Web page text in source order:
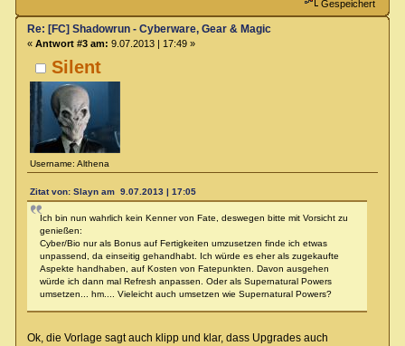
Gespeichert
Silent
Username: Althena
Re: [FC] Shadowrun - Cyberware, Gear & Magic
« Antwort #3 am: 9.07.2013 | 17:49 »
Zitat von: Slayn am 9.07.2013 | 17:05
Ich bin nun wahrlich kein Kenner von Fate, deswegen bitte mit Vorsicht zu
genießen:
Cyber/Bio nur als Bonus auf Fertigkeiten umzusetzen finde ich etwas
unpassend, da einseitig gehandhabt. Ich würde es eher als zugekaufte
Aspekte handhaben, auf Kosten von Fatepunkten. Davon ausgehen
würde ich dann mal Refresh anpassen. Oder als Supernatural Powers
umsetzen... hm.... Vieleicht auch umsetzen wie Supernatural Powers?
Ok, die Vorlage sagt auch klipp und klar, dass Upgrades auch